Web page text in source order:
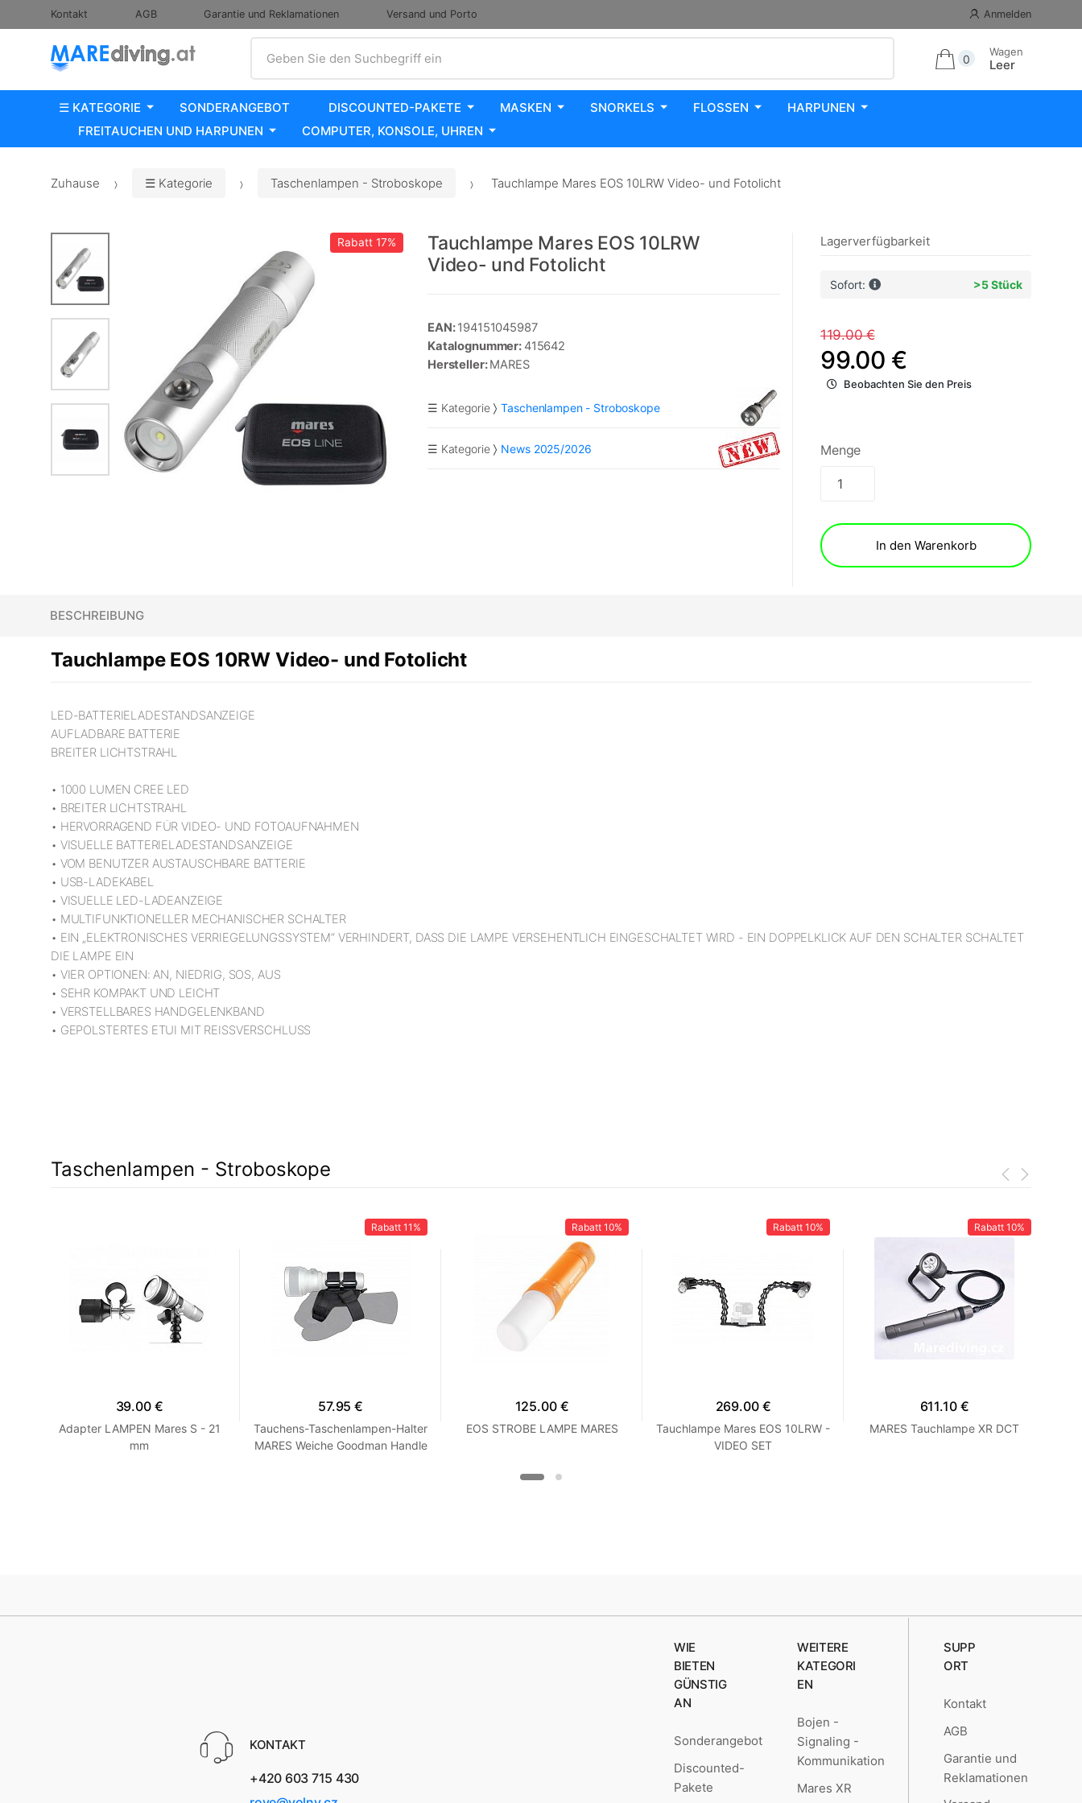
Kontakt AGB Garantie und Reklamationen Versand und Porto Anmelden
Geben Sie den Suchbegriff ein
0
Wagen
Leer
☰ KATEGORIE SONDERANGEBOT DISCOUNTED-PAKETE MASKEN SNORKELS FLOSSEN
HARPUNEN
FREITAUCHEN UND HARPUNEN
COMPUTER, KONSOLE, UHREN
Zuhause ☰ Kategorie Taschenlampen - Stroboskope Tauchlampe Mares EOS 10LRW Video- und Fotolicht
Rabatt17%
Tauchlampe Mares EOS 10LRW
Video- und Fotolicht
EAN:194151045987
Katalognummer: 415642
Hersteller:MARES
☰ Kategorie Taschenlampen - Stroboskope
☰ Kategorie News 2025/2026
Lagerverfügbarkeit
Sofort: >5 Stück
119.00 €
99.00 €
Beobachten Sie den Preis
Menge
In den Warenkorb
BESCHREIBUNG
Tauchlampe EOS 10RW Video- und Fotolicht
LED-BATTERIELADESTANDSANZEIGE
AUFLADBARE BATTERIE
BREITER LICHTSTRAHL
• 1000 LUMEN CREE LED
• BREITER LICHTSTRAHL
• HERVORRAGEND FÜR VIDEO- UND FOTOAUFNAHMEN
• VISUELLE BATTERIELADESTANDSANZEIGE
• VOM BENUTZER AUSTAUSCHBARE BATTERIE
• USB-LADEKABEL
• VISUELLE LED-LADEANZEIGE
• MULTIFUNKTIONELLER MECHANISCHER SCHALTER
• EIN „ELEKTRONISCHES VERRIEGELUNGSSYSTEM“ VERHINDERT, DASS DIE LAMPE VERSEHENTLICH EINGESCHALTET WIRD - EIN DOPPELKLICK AUF DEN SCHALTER SCHALTET
DIE LAMPE EIN
• VIER OPTIONEN: AN, NIEDRIG, SOS, AUS
• SEHR KOMPAKT UND LEICHT
• VERSTELLBARES HANDGELENKBAND
• GEPOLSTERTES ETUI MIT REISSVERSCHLUSS
Taschenlampen - Stroboskope
39.00 €
Adapter LAMPEN Mares S - 21
mm
Rabatt 11%
57.95 €
Tauchens-Taschenlampen-Halter
MARES Weiche Goodman Handle
Rabatt 10%
125.00 €
EOS STROBE LAMPE MARES
Rabatt 10%
269.00 €
Tauchlampe Mares EOS 10LRW -
VIDEO SET
Rabatt 10%
611.10 €
MARES Tauchlampe XR DCT
KONTAKT
+420 603 715 430
WIE
BIETEN
GÜNSTIG
AN
Sonderangebot
Discounted-
Pakete
WEITERE
KATEGORI
EN
Bojen -
Signaling -
Kommunikation
Mares XR
SUPP
ORT
Kontakt
AGB
Garantie und
Reklamationen